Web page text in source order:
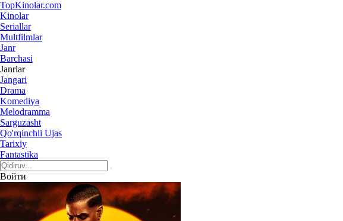
TopKinolar.com
Kinolar
Seriallar
Multfilmlar
Janr
Barchasi
Janrlar
Jangari
Drama
Komediya
Melodramma
Sarguzasht
Qo'rqinchli Ujas
Tarixiy
Fantastika
Войти